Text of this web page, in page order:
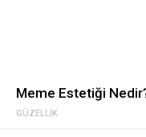
GÜZELLIK
Meme Estetiği